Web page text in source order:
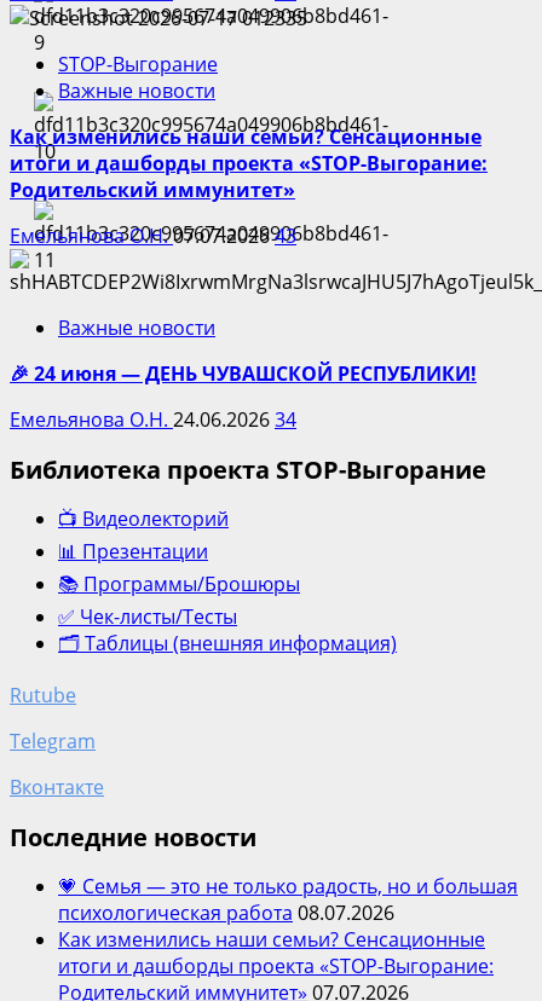
STOP-Выгорание
Важные новости
Как изменились наши семьи? Сенсационные
итоги и дашборды проекта «STOP-Выгорание:
Родительский иммунитет»
Емельянова О.Н.07.07.202643
Важные новости
🎉 24 июня — ДЕНЬ ЧУВАШСКОЙ РЕСПУБЛИКИ!
Емельянова О.Н. 24.06.202634
Библиотека проекта STOP-Выгорание
📺 Видеолекторий
📊 Презентации
📚 Программы/Брошюры
✅ Чек-листы/Тесты
🗂️ Таблицы (внешняя информация)
Rutube
Telegram
Вконтакте
Последние новости
💗 Семья — это не только радость, но и большая
психологическая работа 08.07.2026
Как изменились наши семьи? Сенсационные
итоги и дашборды проекта «STOP-Выгорание:
Родительский иммунитет» 07.07.2026